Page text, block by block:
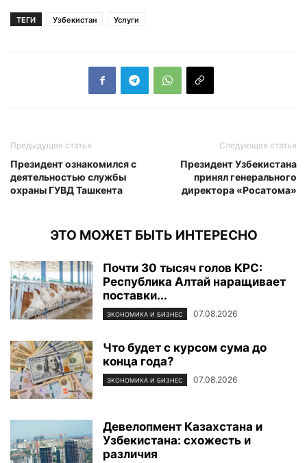
ТЕГИ Узбекистан Услуги
Предыдущая статья
Президент ознакомился с
деятельностью службы
охраны ГУВД Ташкента
Следующая статья
Президент Узбекистана
принял генерального
директора «Росатома»
ЭТО МОЖЕТ БЫТЬ ИНТЕРЕСНО
Почти 30 тысяч голов КРС:
Республика Алтай наращивает
поставки...
ЭКОНОМИКА И БИЗНЕС 07.08.2026
Что будет с курсом сума до
конца года?
ЭКОНОМИКА И БИЗНЕС 07.08.2026
Девелопмент Казахстана и
Узбекистана: схожесть и
различия